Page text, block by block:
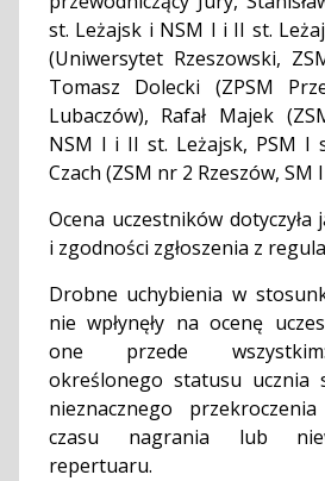
st. Leżajsk i NSM I i II st.
(Uniwersytet Rzeszowski,
Tomasz Dolecki (ZPSM
Lubaczów), Rafał Majek
NSM I i II st. Leżajsk, PSM I
Czach (ZSM nr 2 Rzeszów, SM
Ocena uczestników dotyczyła
i zgodności zgłoszenia z
Drobne uchybienia w
nie wpłynęły na ocenę
one przede
określonego statusu ucznia
nieznacznego
czasu nagrania lub
repertuaru.